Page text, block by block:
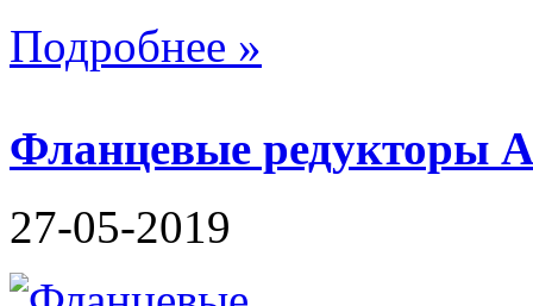
Подробнее »
Фланцевые редукторы
27-05-2019